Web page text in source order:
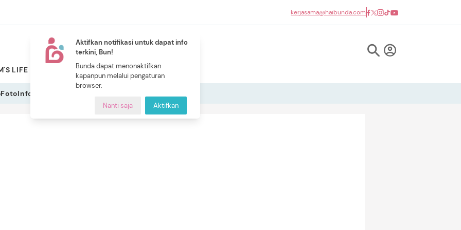
Aktifkan notifikasi untuk dapat info
terkini, Bun!
Bunda dapat menonaktifkan
kapanpun melalui pengaturan
browser.
Nanti saja Aktifkan
kerjasama@haibunda.com
LIFE PILIHAN BUNDA
NEW
CERITA BUNDA
FotoInfografis